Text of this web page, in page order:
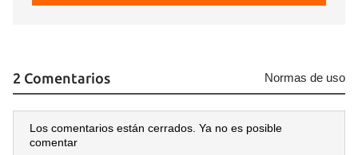
2 Comentarios Normas de uso
Los comentarios están cerrados. Ya no es posible
comentar